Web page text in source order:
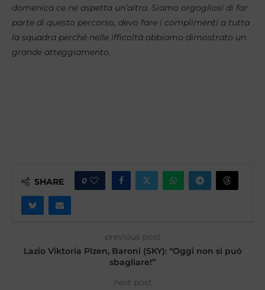
domenica ce ne aspetta un’altra. Siamo orgogliosi di far
parte di questo percorso, devo fare i complimenti a tutta
la squadra perché nelle ifficoltà abbiamo dimostrato un
grande atteggiamento.
SHARE 0
previous post
Lazio Viktoria Plzen, Baroni (SKY): “Oggi non si può
sbagliare!”
next post